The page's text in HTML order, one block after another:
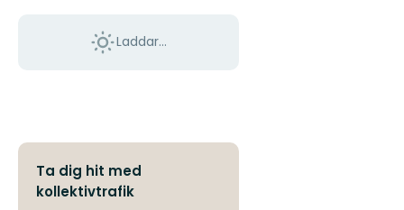
Laddar...
Ta dig hit med
kollektivtrafik